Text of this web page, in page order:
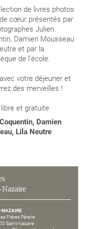
de livres photos
cœur présentés par
Julien
Damien Mousseau
et par la
de l’école.
votre déjeuner et
des merveilles !
libre et gratuite
Damien
Lila Neutre
Nazaire
NAZAIRE
Frères Péreire
Saint-Nazaire